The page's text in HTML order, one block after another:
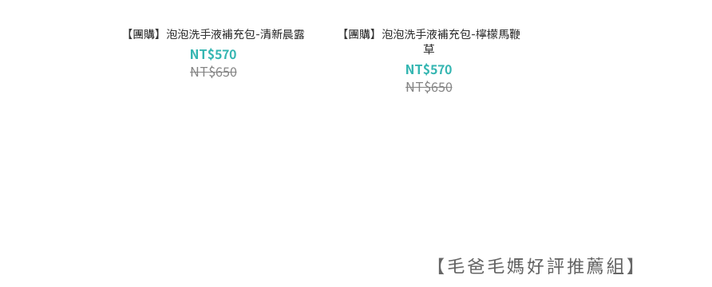
【團購】泡泡洗手液補充包-清新晨露
NT$570
NT$650
【團購】泡泡洗手液補充包-檸檬馬鞭
草
NT$570
NT$650
【毛爸毛媽好評推薦組】